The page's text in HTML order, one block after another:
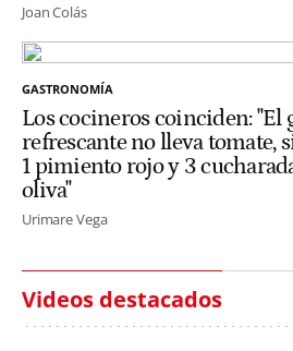
Joan Colás
GASTRONOMÍA
Los cocineros coinciden: "El
refrescante no lleva tomate,
1 pimiento rojo y 3
oliva"
Urimare Vega
Videos destacados